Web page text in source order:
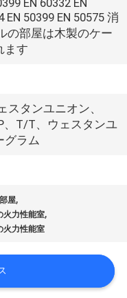
EN 60332 EN
EN 50399 EN 50575 消
の部屋は木製のケー
ます
タンユニオン、
、T/T、ウェスタンユ
グラム
屋,
火力性能室,
火力性能室